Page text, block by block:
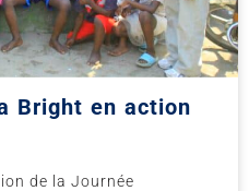
Bright en action
de la Journée